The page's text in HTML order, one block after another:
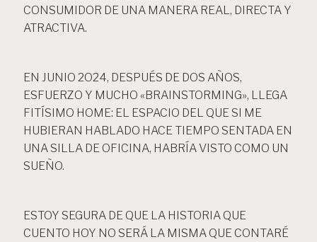
CONSUMIDOR DE UNA MANERA REAL, DIRECTA Y
ATRACTIVA.
EN JUNIO 2O24, DESPUÉS DE DOS AÑOS,
ESFUERZO Y MUCHO «BRAINSTORMING», LLEGA
FITÍSIMO HOME: EL ESPACIO DEL QUE SI ME
HUBIERAN HABLADO HACE TIEMPO SENTADA EN
UNA SILLA DE OFICINA, HABRÍA VISTO COMO UN
SUEÑO.
ESTOY SEGURA DE QUE LA HISTORIA QUE
CUENTO HOY NO SERÁ LA MISMA QUE CONTARÉ